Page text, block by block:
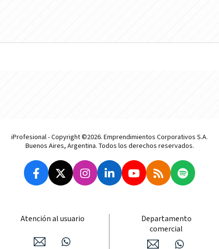
iProfesional - Copyright ©2026. Emprendimientos Corporativos S.A.
Buenos Aires, Argentina. Todos los derechos reservados.
Atención al usuario
Departamento
comercial